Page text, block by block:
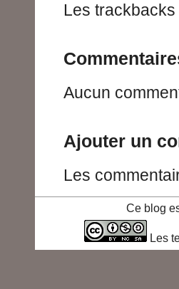
Les
Aucun
Ajouter un
Les
Ce blog
Les